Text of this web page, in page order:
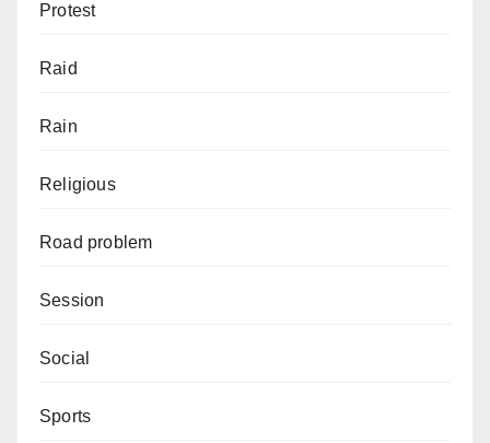
Protest
Raid
Rain
Religious
Road problem
Session
Social
Sports